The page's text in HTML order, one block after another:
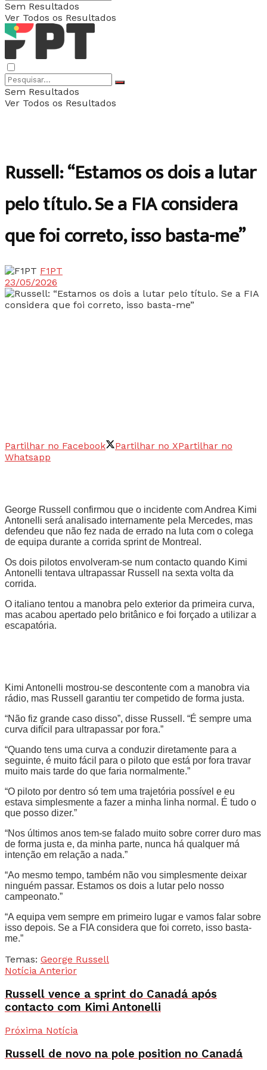
Sem Resultados
Ver Todos os Resultados
Sem Resultados
Ver Todos os Resultados
Russell: “Estamos os dois a lutar
pelo título. Se a FIA considera
que foi correto, isso basta-me”
F1PT
23/05/2026
Partilhar no Facebook Partilhar no XPartilhar no
Whatsapp
George Russell confirmou que o incidente com Andrea Kimi
Antonelli será analisado internamente pela Mercedes, mas
defendeu que não fez nada de errado na luta com o colega
de equipa durante a corrida sprint de Montreal.
Os dois pilotos envolveram-se num contacto quando Kimi
Antonelli tentava ultrapassar Russell na sexta volta da
corrida.
O italiano tentou a manobra pelo exterior da primeira curva,
mas acabou apertado pelo britânico e foi forçado a utilizar a
escapatória.
Kimi Antonelli mostrou-se descontente com a manobra via
rádio, mas Russell garantiu ter competido de forma justa.
“Não fiz grande caso disso”, disse Russell. “É sempre uma
curva difícil para ultrapassar por fora.”
“Quando tens uma curva a conduzir diretamente para a
seguinte, é muito fácil para o piloto que está por fora travar
muito mais tarde do que faria normalmente.”
“O piloto por dentro só tem uma trajetória possível e eu
estava simplesmente a fazer a minha linha normal. É tudo o
que posso dizer.”
“Nos últimos anos tem-se falado muito sobre correr duro mas
de forma justa e, da minha parte, nunca há qualquer má
intenção em relação a nada.”
“Ao mesmo tempo, também não vou simplesmente deixar
ninguém passar. Estamos os dois a lutar pelo nosso
campeonato.”
“A equipa vem sempre em primeiro lugar e vamos falar sobre
isso depois. Se a FIA considera que foi correto, isso basta-
me.”
Temas: George Russell
Notícia Anterior
Russell vence a sprint do Canadá após
contacto com Kimi Antonelli
Próxima Notícia
Russell de novo na pole position no Canadá